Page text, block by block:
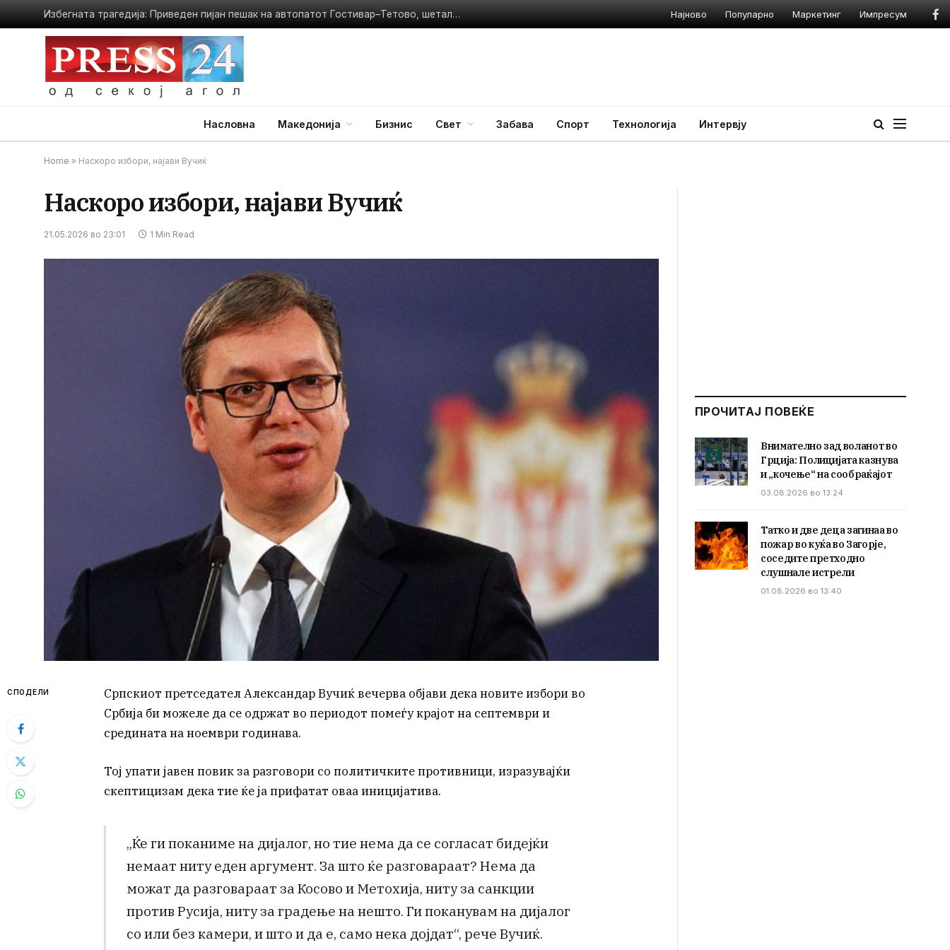
УХМР со најнови податоци: Гевгелија и Велес ги соборија денешните температурни рекорди Популарно Маркетинг Импресум
Facebook
Instagram
TikTok
Насловна Македонија Бизнис Свет Забава Спорт Технологија Интервју
Home » Наскоро избори, најави Вучиќ
Наскоро избори, најави Вучиќ
21.05.2026 во 23:01 1 Min Read
СПОДЕЛИ
Српскиот претседател Александар Вучиќ вечерва објави дека новите избори во
Србија би можеле да се одржат во периодот помеѓу крајот на септември и
средината на ноември годинава.
Тој упати јавен повик за разговори со политичките противници, изразувајќи
скептицизам дека тие ќе ја прифатат оваа иницијатива.
„Ќе ги поканиме на дијалог, но тие нема да се согласат бидејќи
немаат ниту еден аргумент. За што ќе разговараат? Нема да
можат да разговараат за Косово и Метохија, ниту за санкции
против Русија, ниту за градење на нешто. Ги поканувам на дијалог
со или без камери, и што и да е, само нека дојдат“, рече Вучиќ.
ПРОЧИТАЈ ПОВЕЌЕ
Внимателно зад воланот во
Грција: Полицијата казнува
и „кочење“ на сообраќајот
03.08.2026 во 13:24
Татко и две деца загинаа во
пожар во куќа во Загорје,
соседите претходно
слушнале истрели
01.08.2026 во 13:40